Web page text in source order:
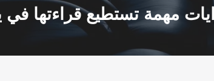
مهمة تستطيع قراءتها